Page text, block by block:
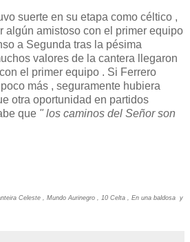
suerte en su etapa como céltico ,
algún amistoso con el primer equipo
a Segunda tras la pésima
valores de la cantera llegaron
el primer equipo . Si Ferrero
más , seguramente hubiera
otra oportunidad en partidos
que " los caminos del Señor son
Celeste , Mundo Aurinegro , 10 Celta , En una baldosa y